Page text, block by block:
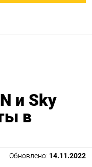
и Sky
в
Обновлено: 14.11.2022